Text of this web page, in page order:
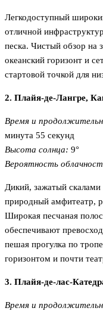
Легкодоступный
отличной
песка. Чистый обзор на
океанский горизонт и
стартовой точкой для
2. Плайя-де-Лангре,
Время и
минута 55 секунд
Высота солнца: 9°
Вероятность
Дикий, зажатый скалами
природный амфитеатр,
Широкая песчаная
обеспечивают
пешая прогулка по
горизонтом и почти
3. Плайя-де-лас-
Время и